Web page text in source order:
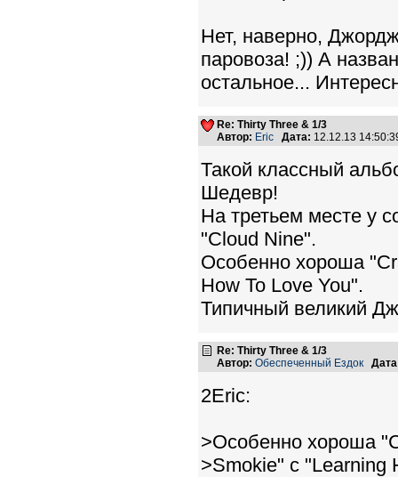
Нет, наверно,
паровоза! ;)) А
остальное...
Re: Thirty Three & 1/3
Автор: Eric Дата: 12.12.13
Такой классный
Шедевр!
На третьем месте у
"Cloud Nine".
Особенно хороша
How To Love You".
Типичный великий
Re: Thirty Three & 1/3
Автор: Обеспеченный Ездок
2Eric:
>Особенно хороша
>Smokie" c "Learning